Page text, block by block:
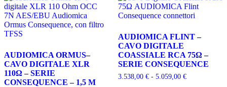
al
recente
AUDIOMICA ORMUS–
CAVO DIGITALE XLR
110Ω – SERIE
CONSEQUENCE – 1,5 M
AUDIOMICA FLINT –
CAVO DIGITALE
COASSIALE RCA 75Ω –
SERIE CONSEQUENCE
3.538,00 € - 5.059,00 €Fascia